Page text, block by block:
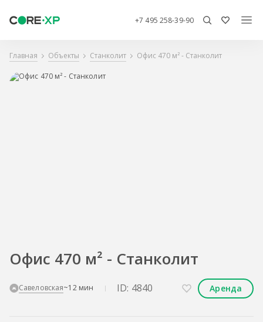
+7 495 258-39-90
Главная Объекты Станколит Офис 470 м² - Станколит
Офис 470 м² - Станколит
Савеловская~12 мин ID: 4840 Аренда